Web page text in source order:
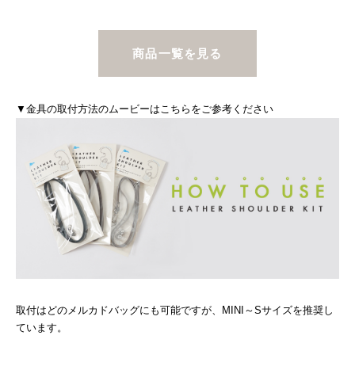
商品一覧を見る
▼金具の取付方法のムービーはこちらをご参考ください
取付はどのメルカドバッグにも可能ですが、MINI～Sサイズを推奨し
ています。